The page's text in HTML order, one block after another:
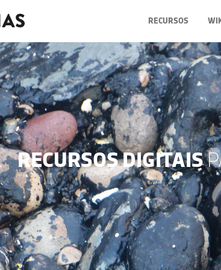
RECURSOS
RECURSOS DIGITAIS